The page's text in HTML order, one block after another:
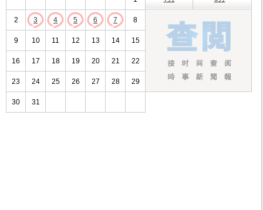
2 3 4 5 6 7 8
9 10 11 12 13 14 15
16 17 18 19 20 21 22
23 24 25 26 27 28 29
30 31